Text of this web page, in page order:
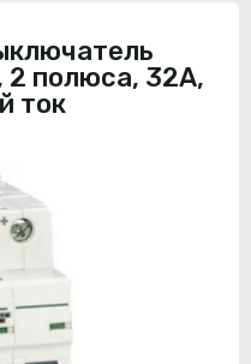
2 полюса, 32А,
ток